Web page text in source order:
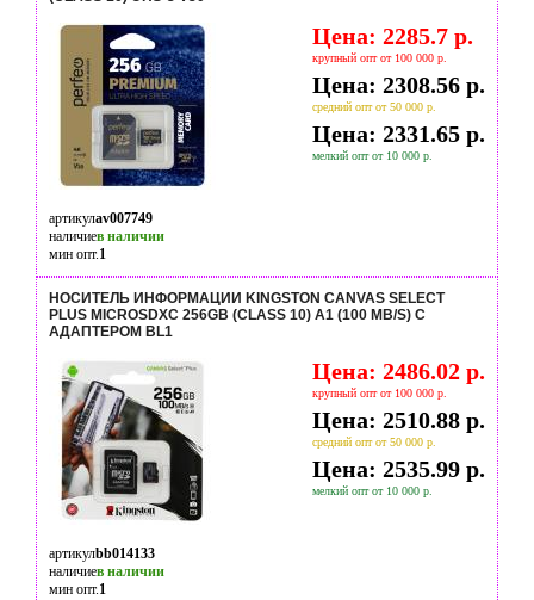
Цена: 2285.7 р.
крупный опт от 100 000 р.
Цена: 2308.56 р.
средний опт от 50 000 р.
Цена: 2331.65 р.
мелкий опт от 10 000 р.
артикулav007749
наличиев наличии
мин опт.1
НОСИТЕЛЬ ИНФОРМАЦИИ KINGSTON CANVAS SELECT
PLUS MICROSDXC 256GB (CLASS 10) A1 (100 MB/S) С
АДАПТЕРОМ BL1
Цена: 2486.02 р.
крупный опт от 100 000 р.
Цена: 2510.88 р.
средний опт от 50 000 р.
Цена: 2535.99 р.
мелкий опт от 10 000 р.
артикулbb014133
наличиев наличии
мин опт.1